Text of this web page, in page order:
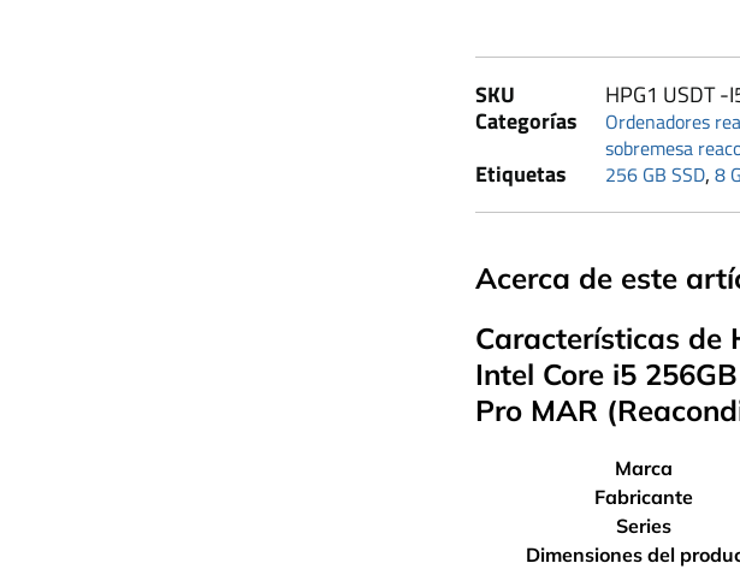
SKU
HPG1 USDT
Categorías
Ordenadores
sobremesa
Etiquetas 256 GB SSD, 8
Acerca de este
Características de
Intel Core i5
Pro MAR
Marca
Fabricante
Series
Dimensiones del